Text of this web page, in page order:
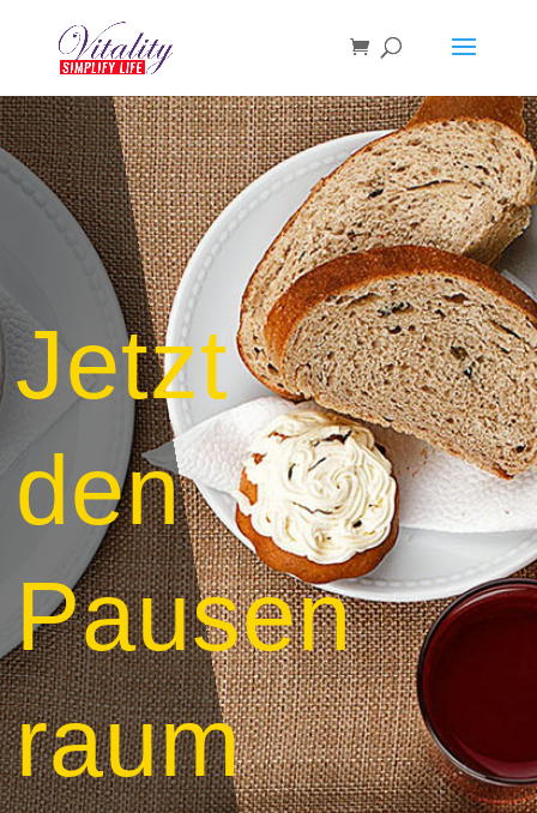
Jetzt
den
Pausen
raum